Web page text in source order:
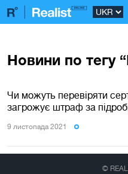
Новини по тегу
Чи можуть перевіряти
загрожує штраф за
9 листопада 2021
©